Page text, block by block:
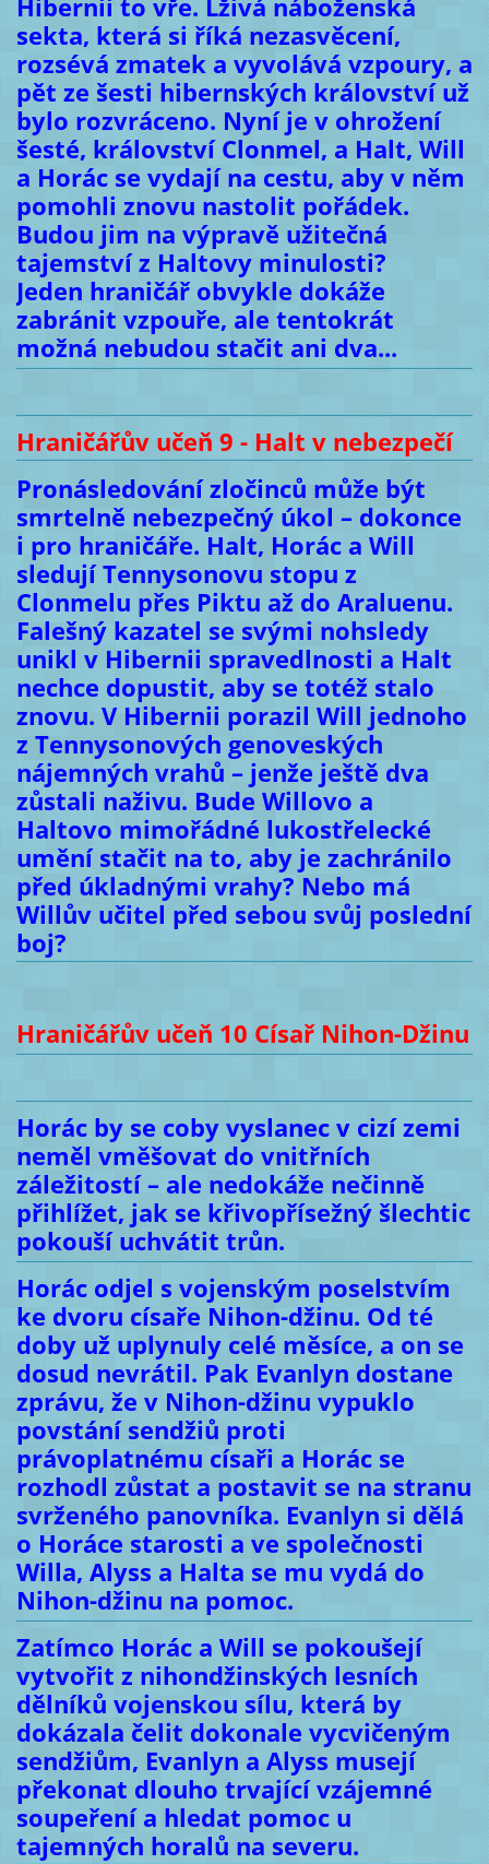
Hibernii to vře. Lživá náboženská
sekta, která si říká nezasvěcení,
rozsévá zmatek a vyvolává vzpoury, a
pět ze šesti hibernských království už
bylo rozvráceno. Nyní je v ohrožení
šesté, království Clonmel, a Halt, Will
a Horác se vydají na cestu, aby v něm
pomohli znovu nastolit pořádek.
Budou jim na výpravě užitečná
tajemství z Haltovy minulosti?
Jeden hraničář obvykle dokáže
zabránit vzpouře, ale tentokrát
možná nebudou stačit ani dva...
Hraničářův učeň 9 - Halt v nebezpečí
Pronásledování zločinců může být
smrtelně nebezpečný úkol – dokonce
i pro hraničáře. Halt, Horác a Will
sledují Tennysonovu stopu z
Clonmelu přes Piktu až do Araluenu.
Falešný kazatel se svými nohsledy
unikl v Hibernii spravedlnosti a Halt
nechce dopustit, aby se totéž stalo
znovu. V Hibernii porazil Will jednoho
z Tennysonových genoveských
nájemných vrahů – jenže ještě dva
zůstali naživu. Bude Willovo a
Haltovo mimořádné lukostřelecké
umění stačit na to, aby je zachránilo
před úkladnými vrahy? Nebo má
Willův učitel před sebou svůj poslední
boj?
Hraničářův učeň 10 Císař Nihon-Džinu
Horác by se coby vyslanec v cizí zemi
neměl vměšovat do vnitřních
záležitostí – ale nedokáže nečinně
přihlížet, jak se křivopřísežný šlechtic
pokouší uchvátit trůn.
Horác odjel s vojenským poselstvím
ke dvoru císaře Nihon-džinu. Od té
doby už uplynuly celé měsíce, a on se
dosud nevrátil. Pak Evanlyn dostane
zprávu, že v Nihon-džinu vypuklo
povstání sendžiů proti
právoplatnému císaři a Horác se
rozhodl zůstat a postavit se na stranu
svrženého panovníka. Evanlyn si dělá
o Horáce starosti a ve společnosti
Willa, Alyss a Halta se mu vydá do
Nihon-džinu na pomoc.
Zatímco Horác a Will se pokoušejí
vytvořit z nihondžinských lesních
dělníků vojenskou sílu, která by
dokázala čelit dokonale vycvičeným
sendžiům, Evanlyn a Alyss musejí
překonat dlouho trvající vzájemné
soupeření a hledat pomoc u
tajemných horalů na severu.